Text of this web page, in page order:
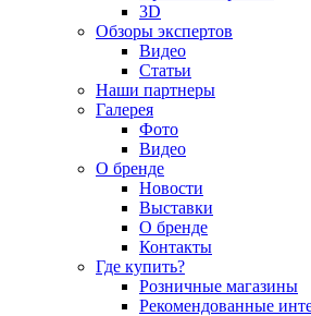
3D
Обзоры экспертов
Видео
Статьи
Наши партнеры
Галерея
Фото
Видео
О бренде
Новости
Выставки
О бренде
Контакты
Где купить?
Розничные магазины
Рекомендованные